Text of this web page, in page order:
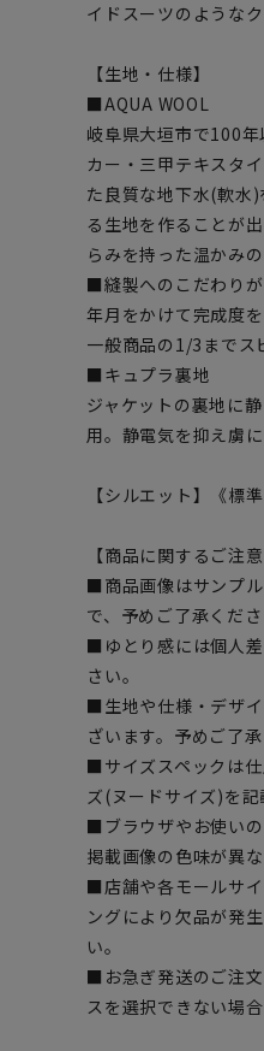
イドスーツのような
【生地・仕様】
■AQUA WOOL
岐阜県大垣市で100
カー・三甲テキスタ
た良質な地下水(軟水
る生地を作ることが
らみを持った温かみ
■縫製へのこだわり
年月をかけて完成度
一般商品の1/3までス
■キュプラ裏地
ジャケットの裏地に
用。静電気を抑え虜
【シルエット】《標
【商品に関するご注意
■商品画像はサンプ
で、予めご了承くださ
■ゆとり感には個人
さい。
■生地や仕様・デザ
ざいます。予めご了承
■サイズスペックは
ズ(ヌードサイズ)を記
■ブラウザやお使い
掲載画像の色味が異
■店舗や各モールサ
ングにより欠品が発
い。
■お急ぎ発送のご注
スを選択できない場合